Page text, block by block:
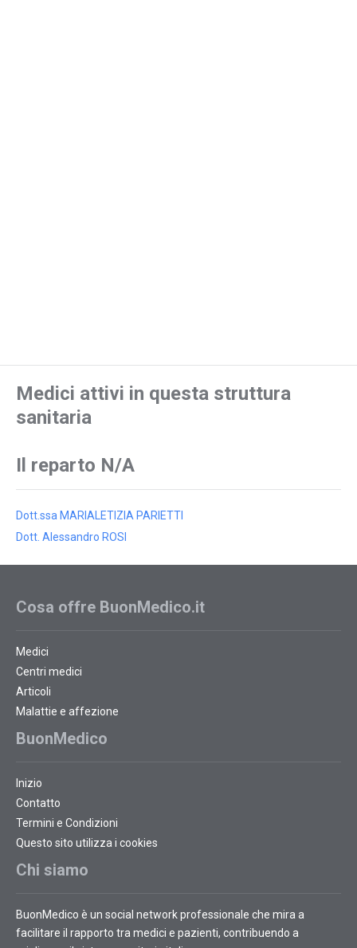
Medici attivi in questa struttura
sanitaria
Il reparto N/A
Dott.ssa MARIALETIZIA PARIETTI
Dott. Alessandro ROSI
Cosa offre BuonMedico.it
Medici
Centri medici
Articoli
Malattie e affezione
BuonMedico
Inizio
Contatto
Termini e Condizioni
Questo sito utilizza i cookies
Chi siamo
BuonMedico è un social network professionale che mira a
facilitare il rapporto tra medici e pazienti, contribuendo a